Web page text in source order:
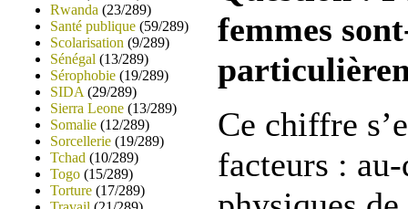
Rwanda (23/289)
Santé publique (59/289)
Scolarisation (9/289)
Sénégal (13/289)
Sérophobie (19/289)
SIDA (29/289)
Sierra Leone (13/289)
Somalie (12/289)
Sorcellerie (19/289)
Tchad (10/289)
Togo (15/289)
Torture (17/289)
femmes
Ce chiffre
facteurs :